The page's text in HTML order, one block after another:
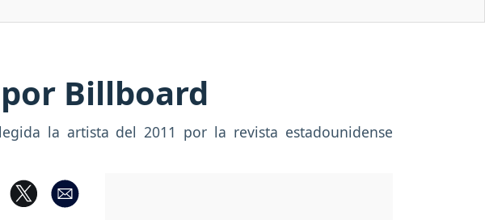
Billboard
la artista del 2011 por la revista estadounidense